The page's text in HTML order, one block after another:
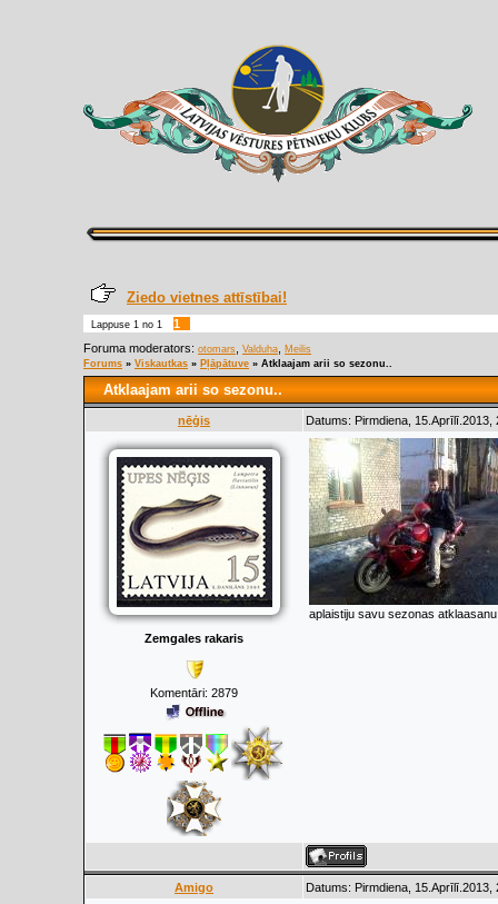
Ziedo vietnes attīstībai!
Lappuse 1 no 1
1
Foruma moderators: otomars Valduha
Meilis
Forums » Viskautkas » Pļāpātuve » Atklaajam arii so sezonu..
Atklaajam arii so sezonu..
nēģis Datums: Pirmdiena,
Zemgales rakaris
Komentāri: 2879
aplaistiju savu sezonas
Amigo Datums: Pirmdiena,